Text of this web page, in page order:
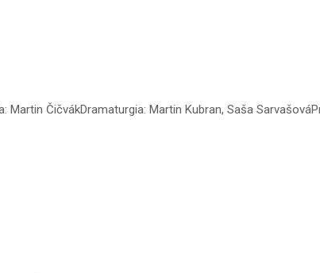
Martin ČičvákDramaturgia: Martin Kubran, Saša